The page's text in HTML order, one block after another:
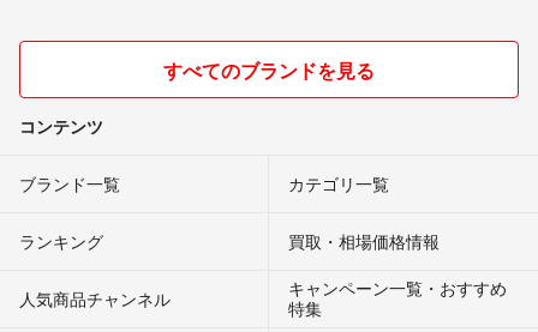
すべてのブランドを見る
コンテンツ
ブランド一覧 カテゴリ一覧
ランキング 買取・相場価格情報
人気商品チャンネル
キャンペーン一覧・おすすめ
特集